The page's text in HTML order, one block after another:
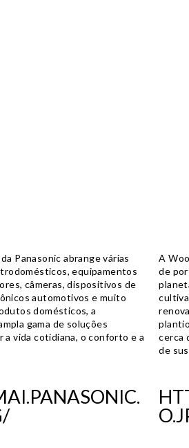
Panasonic abrange várias
equipamentos
câmeras, dispositivos de
automotivos e muito
domésticos, a
gama de soluções
a vida cotidiana, o conforto e a
A
de
cerca
de